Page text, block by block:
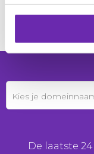
dus veel
Kies je
De laatste